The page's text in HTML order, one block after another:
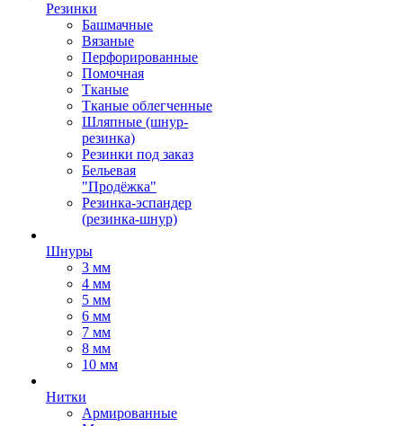
Резинки
Башмачные
Вязаные
Перфорированные
Помочная
Тканые
Тканые облегченные
Шляпные (шнур-
резинка)
Резинки под заказ
Бельевая
"Продёжка"
Резинка-эспандер
(резинка-шнур)
Шнуры
3 мм
4 мм
5 мм
6 мм
7 мм
8 мм
10 мм
Нитки
Армированные